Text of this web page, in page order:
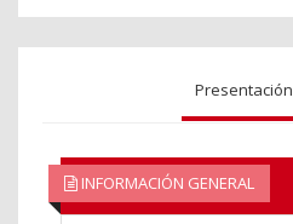
Presentación
INFORMACIÓN GENERAL